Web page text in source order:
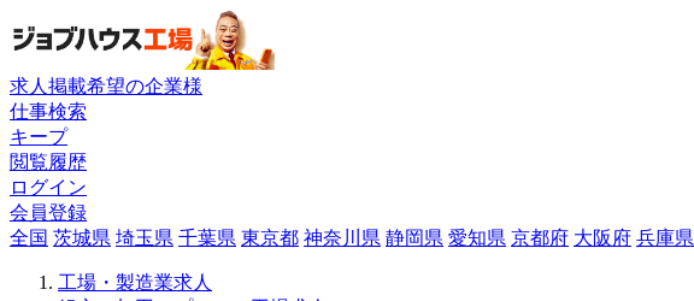
求人掲載希望の企業様
仕事検索
キープ
閲覧履歴
ログイン
会員登録
全国 茨城県 埼玉県 千葉県 東京都 神奈川県 静岡県 愛知県 京都府 大阪府 兵庫県
工場・製造業求人